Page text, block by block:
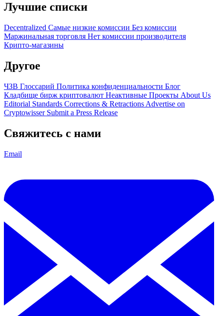
Лучшие списки
Decentralized Самые низкие комиссии Без комиссии
Маржинальная торговля Нет комиссии производителя
Крипто-магазины
Другое
ЧЗВ Глоссарий Политика конфиденциальности Блог
Кладбище бирж криптовалют Неактивные Проекты About Us
Editorial Standards Corrections & Retractions Advertise on
Cryptowisser Submit a Press Release
Свяжитесь с нами
Email